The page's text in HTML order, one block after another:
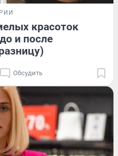
красоток
и после
Обсудить